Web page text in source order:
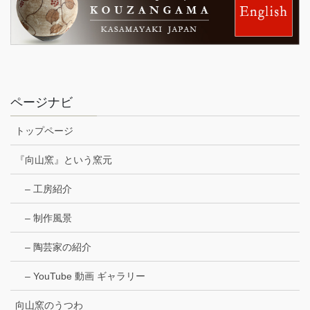
ページナビ
トップページ
『向山窯』という窯元
– 工房紹介
– 制作風景
– 陶芸家の紹介
– YouTube 動画 ギャラリー
向山窯のうつわ